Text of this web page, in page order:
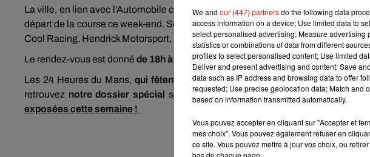
La ville, en lien avec l’Automobile club de l’Ouest, organiseune séance de
départ de la course ce week-end. Seront présentes les écuries : Porsche
Cool Racing, Hendrick Motorsport, Ferrari AF Corse, Toyota.
Le rendez-vous est donné de 18h à 19h30 à la terrasse des Quinconces,
Les 24 Heures du Mans, qui fêtent leurs 100 ans cette année,se tiendra ce
retrouvez notre dossier spécial sur vibration.fr, à l'imagedes paroles de
exposées cette semaine !
We and our (447) partnersdo the following data
access information on a device; Use limited data to
select personalised advertising; Measure
statistics or combinations of data from different
profiles to select personalised content; Use limited
Deliver and present advertising and content; Save
data such as IP address and browsing data to offer
requested; Use precise geolocation data; Match and
based on information transmitted automatically.
Vous pouvez accepter en cliquant sur "Accepter et
mes choix". Vous pouvez également refuser en
ce site. Vous pouvez mettre à jour vos choix, ou
bas de chaque page.